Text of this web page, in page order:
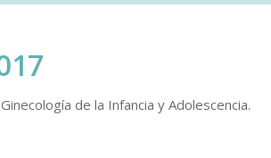
de la Infancia y Adolescencia.